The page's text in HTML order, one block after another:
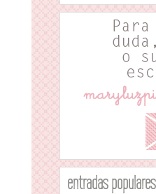
entradas populares